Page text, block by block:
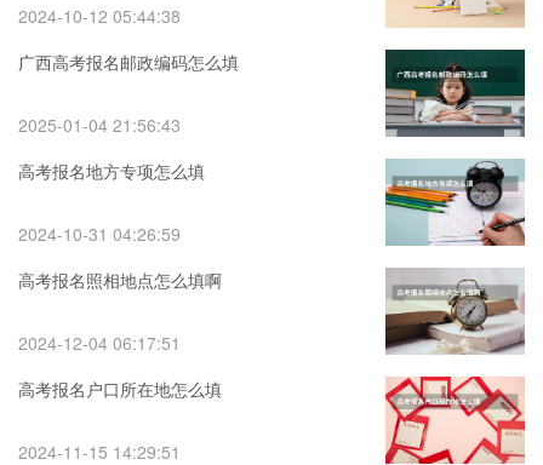
2024-10-12 05:44:38
广西高考报名邮政编码怎么填
2025-01-04 21:56:43
高考报名地方专项怎么填
2024-10-31 04:26:59
高考报名照相地点怎么填啊
2024-12-04 06:17:51
高考报名户口所在地怎么填
2024-11-15 14:29:51